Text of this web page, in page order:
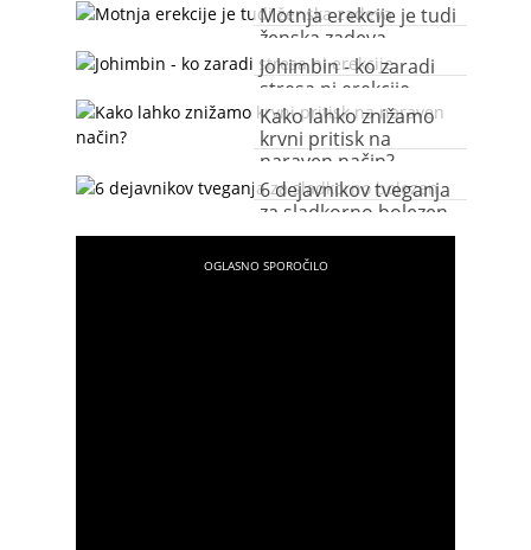
Motnja erekcije je tudi
ženska zadeva
Johimbin - ko zaradi
stresa ni erekcije
Kako lahko znižamo
krvni pritisk na
naraven način?
6 dejavnikov tveganja
za sladkorno bolezen